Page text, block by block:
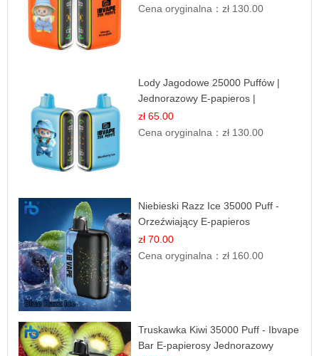
Cena oryginalna：zł 130.00
Lody Jagodowe 25000 Puffów |
Jednorazowy E-papieros |
Deserowy Smak
zł 65.00
Cena oryginalna：zł 130.00
Niebieski Razz Ice 35000 Puff -
Orzeźwiający E-papieros
Jednorazowy | IBVAPE
zł 70.00
Cena oryginalna：zł 160.00
Truskawka Kiwi 35000 Puff - Ibvape
Bar E-papierosy Jednorazowy